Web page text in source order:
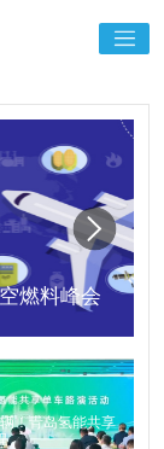
燃料峰会
！青岛氢能共享